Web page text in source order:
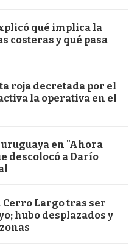
qué implica la
costeras y qué pasa
roja decretada por el
la operativa en el
en "Ahora
descolocó a Darío
Largo tras ser
hubo desplazados y